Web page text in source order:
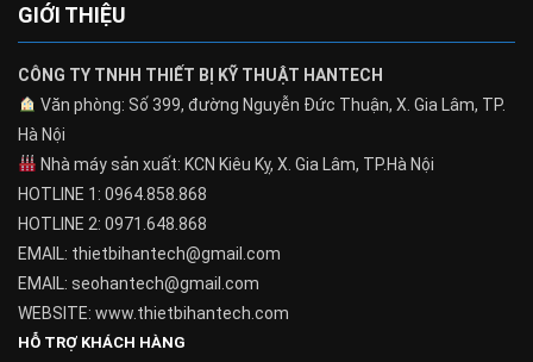
GIỚI THIỆU
CÔNG TY TNHH THIẾT BỊ KỸ THUẬT HANTECH
Văn phòng: Số 399, đường Nguyễn Đức Thuận, X. Gia Lâm, TP.
Hà Nội
Nhà máy sản xuất: KCN Kiêu Kỵ, X. Gia Lâm, TP.Hà Nội
HOTLINE 1: 0964.858.868
HOTLINE 2: 0971.648.868
EMAIL: thietbihantech@gmail.com
EMAIL: seohantech@gmail.com
WEBSITE: www.thietbihantech.com
HỖ TRỢ KHÁCH HÀNG